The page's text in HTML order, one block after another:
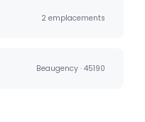
2 emplacements
Beaugency · 45190